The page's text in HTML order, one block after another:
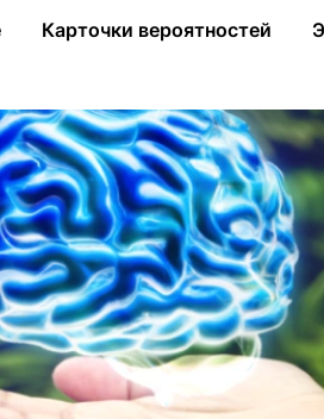
Карточки вероятностей